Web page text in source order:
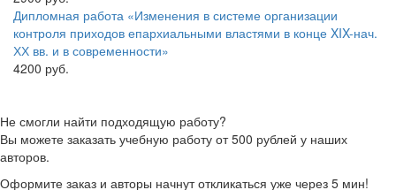
Дипломная работа «Изменения в системе организации
контроля приходов епархиальными властями в конце XIX-нач.
ХХ вв. и в современности»
4200 руб.
Не смогли найти подходящую работу?
Вы можете заказать учебную работу от 500 рублей у наших
авторов.
Оформите заказ и авторы начнут откликаться уже через 5 мин!